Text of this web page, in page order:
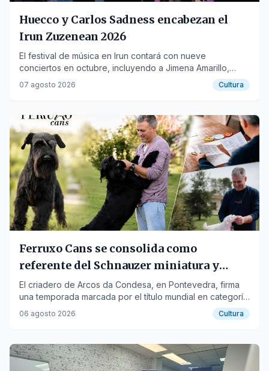
Huecco y Carlos Sadness encabezan el
Irun Zuzenean 2026
El festival de música en Irun contará con nueve
conciertos en octubre, incluyendo a Jimena Amarillo,
Biznaga y La Habitación Roja.
07 agosto 2026 Cultura
Ferruxo Cans se consolida como
referente del Schnauzer miniatura y
gigante tras su éxito en el World Dog
Show 2026
El criadero de Arcos da Condesa, en Pontevedra, firma
una temporada marcada por el título mundial en categoría
cachorro de Nero de Ferruxo Cans, los Campeonatos de
España de Aria y Furia y varios podios Best in Show.
06 agosto 2026 Cultura